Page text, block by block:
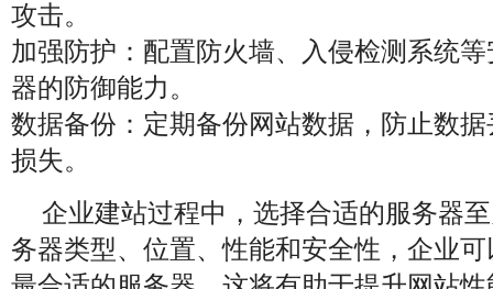
攻击。
加强防护：配置防火墙、入侵检测系统
器的防御能力。
数据备份：定期备份网站数据，防止数
损失。
企业建站过程中，选择合适的服务器
务器类型、位置、性能和安全性，企业